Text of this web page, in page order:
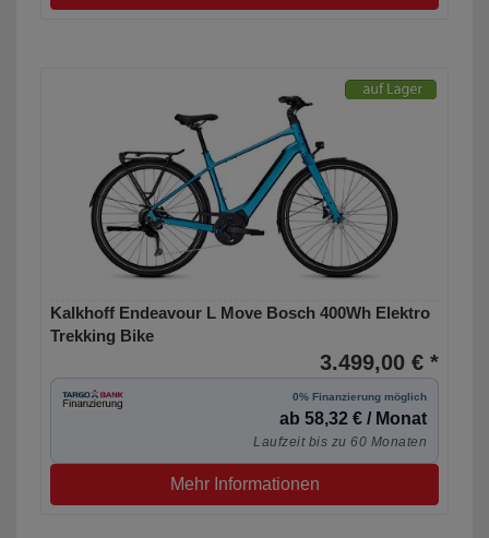
Kalkhoff Endeavour L Move Bosch 400Wh Elektro
Trekking Bike
3.499,00 € *
0% Finanzierung möglich
ab 58,32 € / Monat
Laufzeit bis zu 60 Monaten
Mehr Informationen